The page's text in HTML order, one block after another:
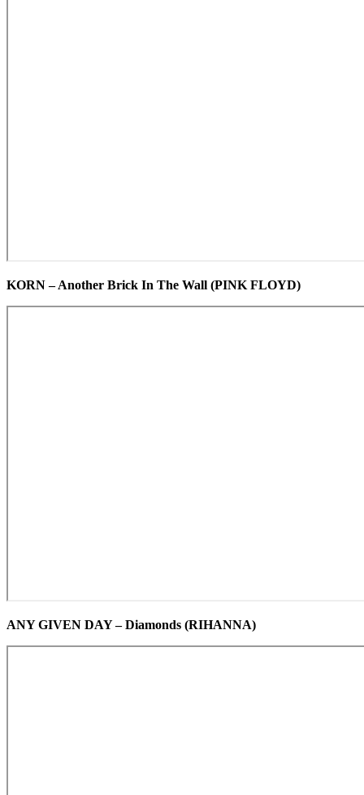
KORN – Another Brick In The Wall (PINK FLOYD)
ANY GIVEN DAY – Diamonds (RIHANNA)